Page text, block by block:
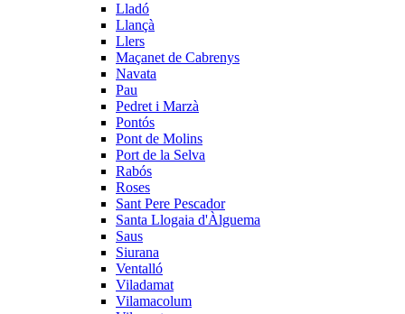
Lladó
Llançà
Llers
Maçanet de Cabrenys
Navata
Pau
Pedret i Marzà
Pontós
Pont de Molins
Port de la Selva
Rabós
Roses
Sant Pere Pescador
Santa Llogaia d'Àlguema
Saus
Siurana
Ventalló
Viladamat
Vilamacolum